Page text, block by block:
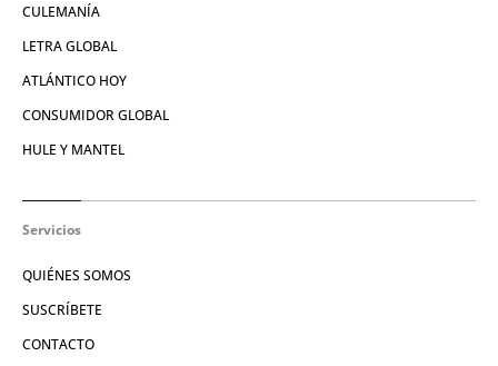
CULEMANÍA
LETRA GLOBAL
ATLÁNTICO HOY
CONSUMIDOR GLOBAL
HULE Y MANTEL
Servicios
QUIÉNES SOMOS
SUSCRÍBETE
CONTACTO